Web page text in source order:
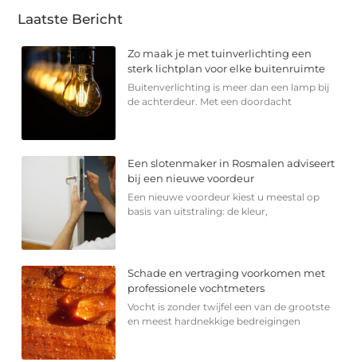
Laatste Bericht
Zo maak je met tuinverlichting een
sterk lichtplan voor elke buitenruimte
Buitenverlichting is meer dan een lamp bij
de achterdeur. Met een doordacht
Een slotenmaker in Rosmalen adviseert
bij een nieuwe voordeur
Een nieuwe voordeur kiest u meestal op
basis van uitstraling: de kleur,
Schade en vertraging voorkomen met
professionele vochtmeters
Vocht is zonder twijfel een van de grootste
en meest hardnekkige bedreigingen